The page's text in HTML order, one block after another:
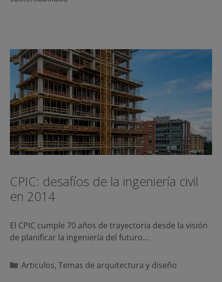
CPIC: desafíos de la ingeniería civil
en 2014
El CPIC cumple 70 años de trayectoria desde la visión
de planificar la ingeniería del futuro…
Categorías
Articulos, Temas de arquitectura y diseño